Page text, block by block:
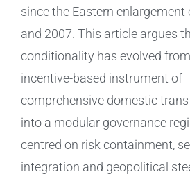
since the Eastern enlargement
and 2007. This article argues
conditionality has evolved
incentive-based instrument of
comprehensive domestic
into a modular governance
centred on risk containment,
integration and geopolitical